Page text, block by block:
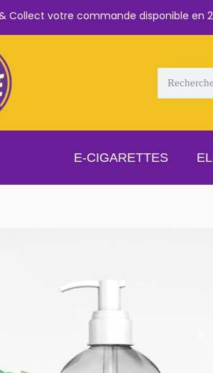
votre commande disponible en 2H
E-CIGARETTES